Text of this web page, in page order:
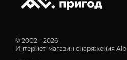
© 2002—2026
Интернет-магазин снаряжения Alp